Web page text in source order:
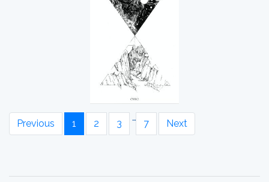
Previous 1 2 3
…
7 Next